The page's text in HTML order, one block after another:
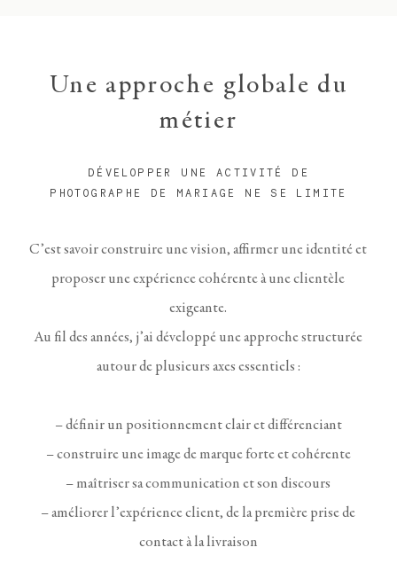
Une approche globale du
métier
DÉVELOPPER UNE ACTIVITÉ DE
PHOTOGRAPHE DE MARIAGE NE SE LIMITE
C’est savoir construire une vision, affirmer une identité et
proposer une expérience cohérente à une clientèle
exigeante.
Au fil des années, j’ai développé une approche structurée
autour de plusieurs axes essentiels :
– définir un positionnement clair et différenciant
– construire une image de marque forte et cohérente
– maîtriser sa communication et son discours
– améliorer l’expérience client, de la première prise de
contact à la livraison